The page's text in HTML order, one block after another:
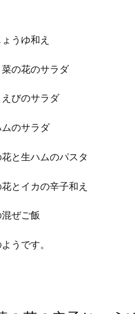
うゆ和え
の花のサラダ
びのサラダ
のサラダ
と生ハムのパスタ
とイカの辛子和え
ぜご飯
うです。